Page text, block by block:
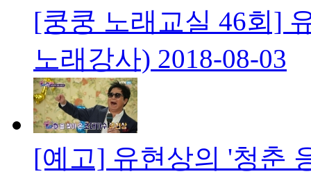
[쿵쿵 노래교실 46회]
노래강사) 2018-08-03
[예고] 유현상의 '청춘